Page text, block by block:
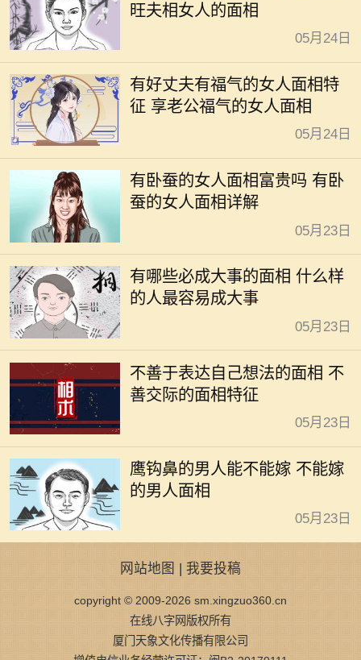
旺夫相女人的面相
05月24日
有好丈夫有福气的女人面相特
征 享老公福气的女人面相
05月24日
有卧蚕的女人面相富贵吗 有卧
蚕的女人面相详解
05月23日
有哪些必成大事的面相 什么样
的人最容易成大事
05月23日
不善于表达自己想法的面相 不
善交际的面相特征
05月23日
鹰钩鼻的男人能不能嫁 不能嫁
的男人面相
05月23日
网站地图 | 我要投稿
copyright © 2009-2026 sm.xingzuo360.cn
在线八字网版权所有
厦门天象文化传播有限公司